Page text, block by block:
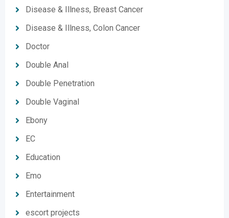
Disease & Illness, Breast Cancer
Disease & Illness, Colon Cancer
Doctor
Double Anal
Double Penetration
Double Vaginal
Ebony
EC
Education
Emo
Entertainment
escort projects